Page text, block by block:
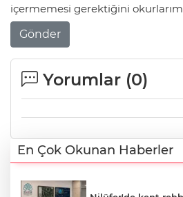
içermemesi gerektiğini
Gönder
Yorumlar (0)
En Çok Okunan Haberler